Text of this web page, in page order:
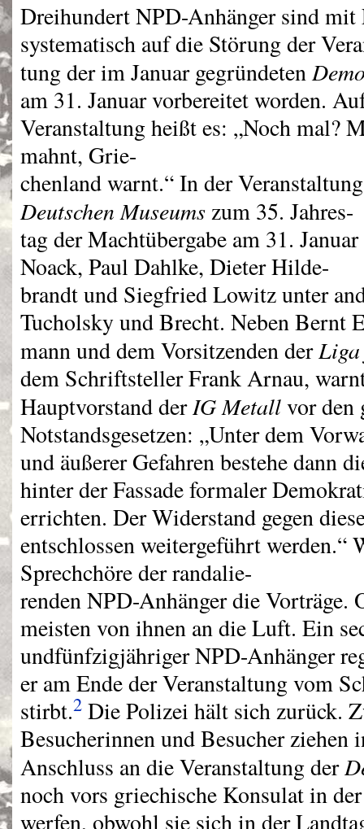
DreihundertNPD-Anhänger sind mit
systematisch auf die Störung der
tung der im Januar gegründeten
am 31. Januar vorbereitet worden.
Veranstaltung heißt es: „Noch
mahnt, Grie-
chenland warnt.“ In der
Deutschen Museumszum 35. Jahres-
tag der Machtübergabe am 31.
Noack, Paul Dahlke, Dieter Hilde-
brandt und Siegfried Lowitz unter
Tucholsky und Brecht. Neben Bernt
mann und dem Vorsitzenden derLiga
dem Schriftsteller Frank Arnau,
Hauptvorstand derIG Metallvor den
Notstandsgesetzen: „Unter dem
und äußerer Gefahren bestehe dann
hinter der Fassade formaler
errichten. Der Widerstand gegen
entschlossen weitergeführt werden.“
Sprechchöre der randalie-
rendenNPD-Anhänger die Vorträge.
meisten von ihnen an die Luft. Ein
undfünfzigjährigerNPD-Anhänger
er am Ende der Veranstaltung vom
stirbt.2 Die Polizei hält sich zurück.
Besucherinnen und Besucher ziehen
Anschluss an die Veranstaltung der
noch vors griechische Konsulat in
werfen, obwohl sie sich in der